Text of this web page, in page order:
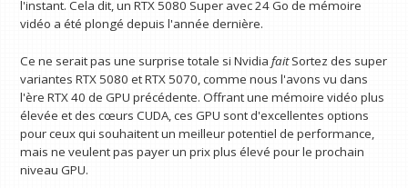
l'instant. Cela dit, un RTX 5080 Super avec 24 Go de mémoire
vidéo a été plongé depuis l'année dernière.
Ce ne serait pas une surprise totale si NvidiafaitSortez des super
variantes RTX 5080 et RTX 5070, comme nous l'avons vu dans
l'ère RTX 40 de GPU précédente. Offrant une mémoire vidéo plus
élevée et des cœurs CUDA, ces GPU sont d'excellentes options
pour ceux qui souhaitent un meilleur potentiel de performance,
mais ne veulent pas payer un prix plus élevé pour le prochain
niveau GPU.